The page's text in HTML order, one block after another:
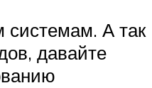
А так
давайте